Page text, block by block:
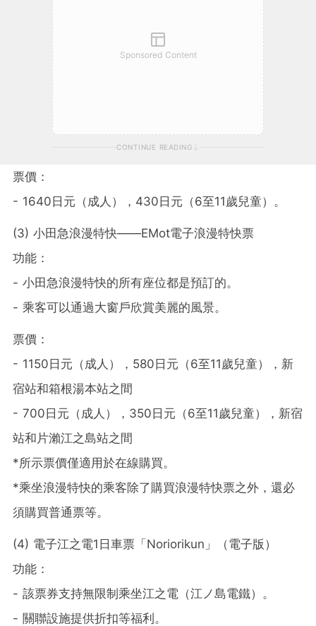
Sponsored Content
CONTINUE READING
票價：
- 1640日元（成人），430日元（6至11歲兒童）。
(3) 小田急浪漫特快——EMot電子浪漫特快票
功能：
- 小田急浪漫特快的所有座位都是預訂的。
- 乘客可以通過大窗戶欣賞美麗的風景。
票價：
- 1150日元（成人），580日元（6至11歲兒童），新
宿站和箱根湯本站之間
- 700日元（成人），350日元（6至11歲兒童），新宿
站和片瀨江之島站之間
*所示票價僅適用於在線購買。
*乘坐浪漫特快的乘客除了購買浪漫特快票之外，還必
須購買普通票等。
(4) 電子江之電1日車票 「Noriorikun 」
（電子版）
功能：
- 該票券支持無限制乘坐江之電（江ノ島電鐵）。
- 關聯設施提供折扣等福利。